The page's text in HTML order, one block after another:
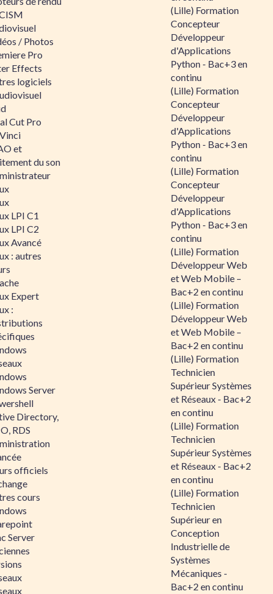
/ Photos
Pro
Effects
logiciels
Cut Pro
et
du son
LPI C1
LPI C2
Avancé
: autres
Expert
:
Server
Directory,
RDS
officiels
cours
Server
(Lille) Formation
Concepteur
Développeur
d'Applications
Python - Bac+3 en
continu
(Lille) Formation
Concepteur
Développeur
d'Applications
Python - Bac+3 en
continu
(Lille) Formation
Concepteur
Développeur
d'Applications
Python - Bac+3 en
continu
(Lille) Formation
Développeur Web
et Web Mobile –
Bac+2 en continu
(Lille) Formation
Développeur Web
et Web Mobile –
Bac+2 en continu
(Lille) Formation
Technicien
Supérieur Systèmes
et Réseaux - Bac+2
en continu
(Lille) Formation
Technicien
Supérieur Systèmes
et Réseaux - Bac+2
en continu
(Lille) Formation
Technicien
Supérieur en
Conception
Industrielle de
Systèmes
Mécaniques -
Bac+2 en continu